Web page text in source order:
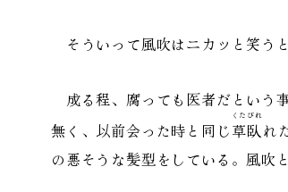
そういって風吹はニカッと笑う
成る程、腐っても医者だという
無く、以前会った時と同じ草臥
くたびれ
れ
の悪そうな髪型をしている。風吹